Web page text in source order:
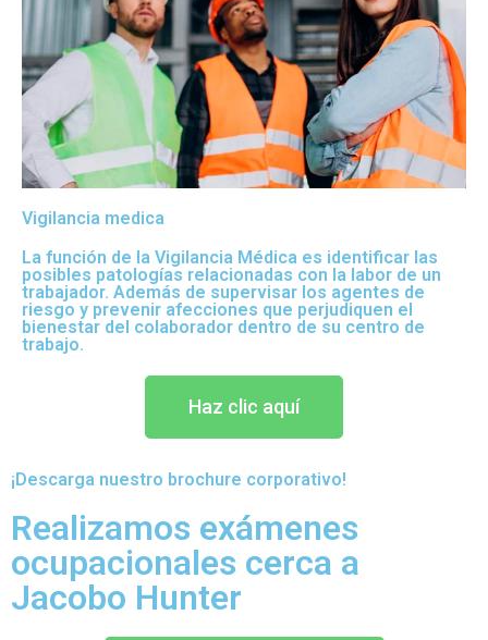
Vigilancia medica
La función de la Vigilancia Médica es identificar las
posibles patologías relacionadas con la labor de un
trabajador. Además de supervisar los agentes de
riesgo y prevenir afecciones que perjudiquen el
bienestar del colaborador dentro de su centro de
trabajo.
Haz clic aquí
¡Descarga nuestro brochure corporativo!
Realizamos exámenes
ocupacionales cerca a
Jacobo Hunter